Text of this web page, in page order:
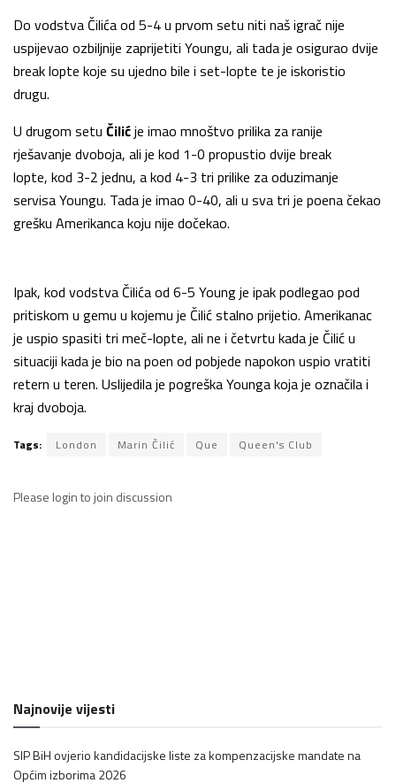
Do vodstva Čilića od 5-4 u prvom setu niti naš igrač nije
uspijevao ozbiljnije zaprijetiti Youngu, ali tada je osigurao dvije
break lopte koje su ujedno bile i set-lopte te je iskoristio
drugu.
U drugom setu Čilićje imao mnoštvo prilika za ranije
rješavanje dvoboja, ali je kod 1-0 propustio dvije break
lopte, kod 3-2 jednu, a kod 4-3 tri prilike za oduzimanje
servisa Youngu. Tada je imao 0-40, ali u sva tri je poena čekao
grešku Amerikanca koju nije dočekao.
Ipak, kod vodstva Čilića od 6-5 Young je ipak podlegao pod
pritiskom u gemu u kojemu je Čilić stalno prijetio. Amerikanac
je uspio spasiti tri meč-lopte, ali ne i četvrtu kada je Čilić u
situaciji kada je bio na poen od pobjede napokon uspio vratiti
retern u teren. Uslijedila je pogreška Younga koja je označila i
kraj dvoboja.
Tags: London Marin Čilić Que Queen's Club
Please loginto join discussion
Najnovije vijesti
SIP BiH ovjerio kandidacijske liste za kompenzacijske mandate na
Općim izborima 2026